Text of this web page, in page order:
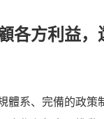
各方利益
體系、完備的政